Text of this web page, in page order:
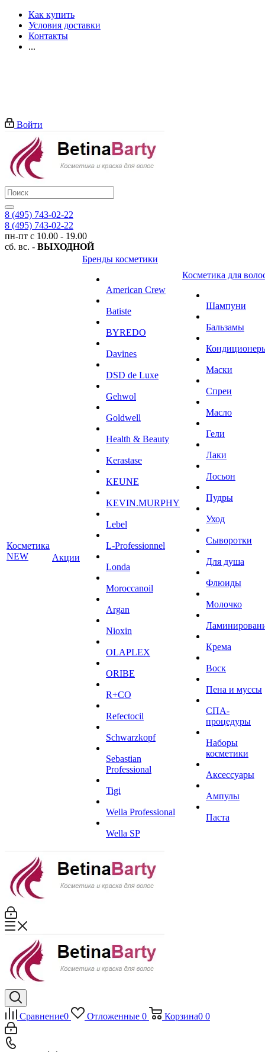
Как купить
Условия доставки
Контакты
...
Войти
8 (495) 743-02-22
8 (495) 743-02-22
пн-пт с 10.00 - 19.00
сб. вс. - ВЫХОДНОЙ
Косметика
NEW
Акции
Бренды косметики
American Crew
Batiste
BYREDO
Davines
DSD de Luxe
Gehwol
Goldwell
Health & Beauty
Kerastase
KEUNE
KEVIN.MURPHY
Lebel
L-Professionnel
Londa
Moroccanoil
Argan
Niохin
OLAPLEX
ORIBE
R+CO
Refectocil
Schwarzkopf
Sebastian
Professional
Tigi
Wella Professional
Wella SP
Косметика для
Шампуни
Бальзамы
Маски
Спреи
Масло
Гели
Лаки
Лосьон
Пудры
Уход
Сыворотки
Для душа
Флюиды
Молочко
Крема
Воск
Пена и муссы
СПА-
процедуры
Наборы
косметики
Аксессуары
Ампулы
Паста
Сравнение0 Отложенные 0 Корзина0 0